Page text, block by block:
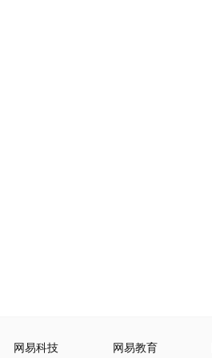
网易科技 网易教育